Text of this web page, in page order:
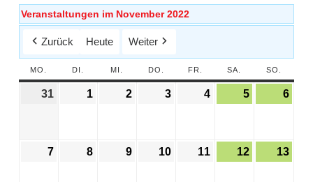
Veranstaltungen im November 2022
Zurück Heute Weiter
MO. DI. MI. DO. FR. SA. SO.
31 1 2 3 4 5 6
7 8 9 10 11 12 13